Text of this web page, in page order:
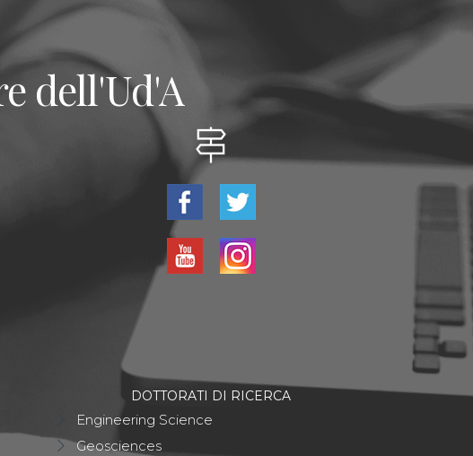
dell'Ud'A
DOTTORATI DI RICERCA
Engineering Science
Geosciences